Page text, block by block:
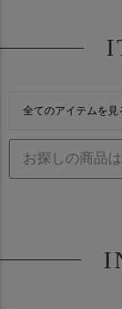
全てのアイテムを見